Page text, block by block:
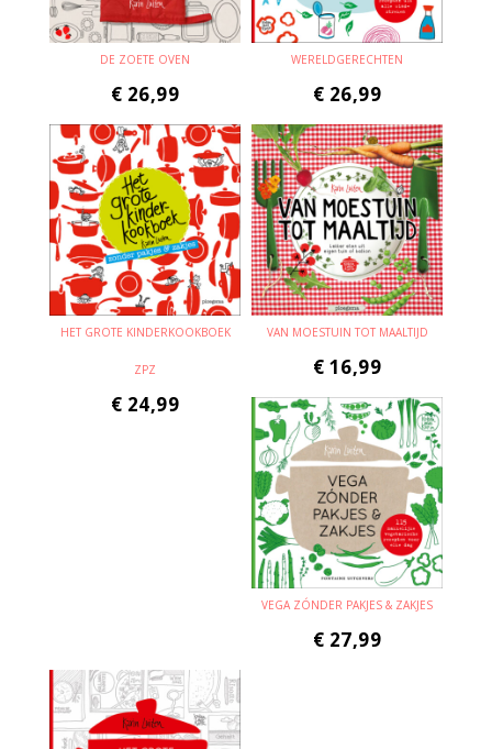
DE ZOETE OVEN
€ 26,99
WERELDGERECHTEN
€ 26,99
HET GROTE KINDERKOOKBOEK
ZPZ
€ 24,99
VAN MOESTUIN TOT MAALTIJD
€ 16,99
VEGA ZÓNDER PAKJES & ZAKJES
€ 27,99